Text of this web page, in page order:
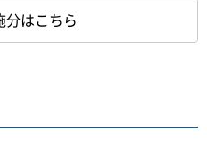
はこちら